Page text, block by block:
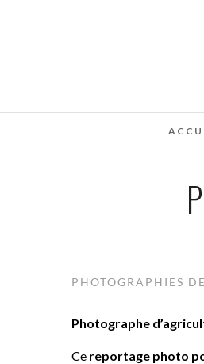
PHOTOGRAPHIES
Photographe
Ce reportage photo